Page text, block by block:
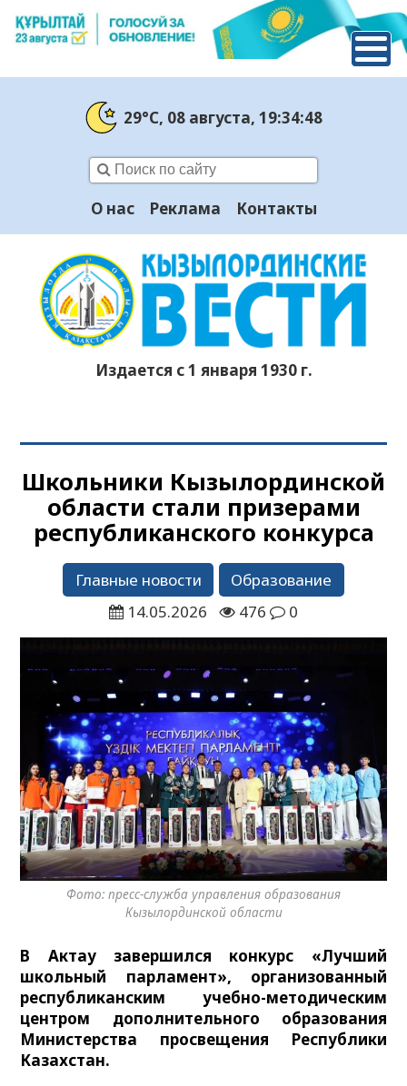
29°C, 08 августа, 19:34:49
О нас Реклама Контакты
Издается с 1 января 1930 г.
Школьники Кызылординской
области стали призерами
республиканского конкурса
Главные новости
Образование
14.05.2026
476 0
Фото: пресс-служба управления образования
Кызылординской области
В Актау завершился конкурс «Лучший
школьный парламент», организованный
республиканским учебно-методическим
центром дополнительного образования
Министерства просвещения Республики
Казахстан.